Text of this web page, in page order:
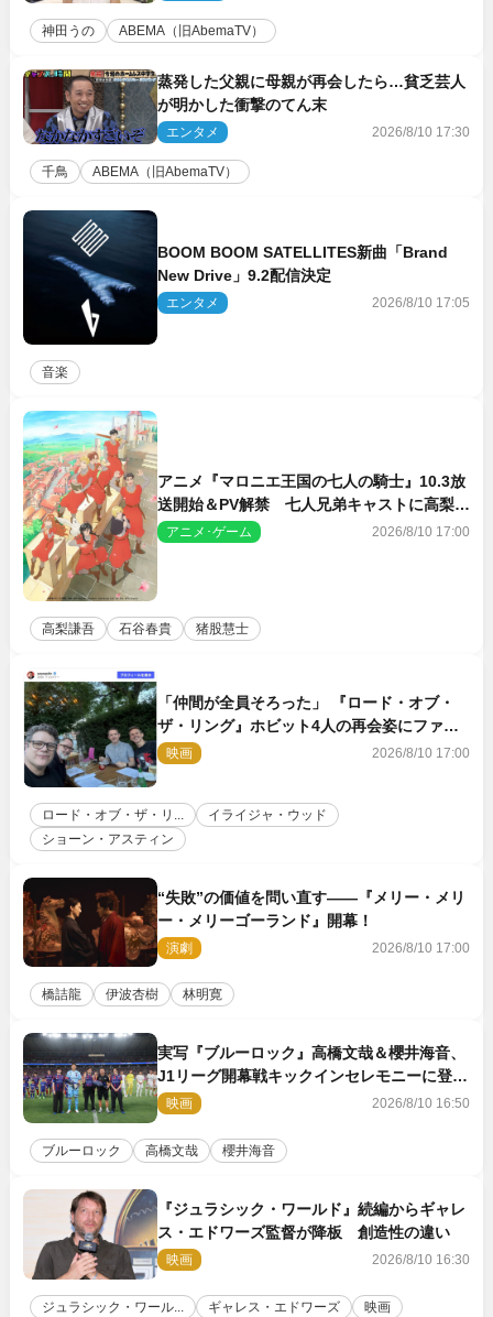
神田うの ABEMA（旧AbemaTV）
蒸発した父親に母親が再会したら…貧乏芸人
が明かした衝撃のてん末
エンタメ 2026/8/10 17:30
千鳥 ABEMA（旧AbemaTV）
BOOM BOOM SATELLITES新曲「Brand
New Drive」9.2配信決定
エンタメ 2026/8/10 17:05
音楽
アニメ『マロニエ王国の七人の騎士』10.3放
送開始＆PV解禁 七人兄弟キャストに高梨謙
吾、川島零士ら
アニメ･ゲーム 2026/8/10 17:00
高梨謙吾 石谷春貴 猪股慧士
「仲間が全員そろった」 『ロード・オブ・
ザ・リング』ホビット4人の再会姿にファン
感激
映画 2026/8/10 17:00
ロード・オブ・ザ・リ...
イライジャ・ウッド
ショーン・アスティン
“失敗”の価値を問い直す――『メリー・メリ
ー・メリーゴーランド』開幕！
演劇 2026/8/10 17:00
橋詰龍 伊波杏樹 林明寛
実写『ブルーロック』高橋文哉＆櫻井海音、
J1リーグ開幕戦キックインセレモニーに登場
＆喜びの声到着
映画 2026/8/10 16:50
ブルーロック 高橋文哉 櫻井海音
『ジュラシック・ワールド』続編からギャレ
ス・エドワーズ監督が降板 創造性の違い
映画 2026/8/10 16:30
ジュラシック・ワール... ギャレス・エドワーズ 映画